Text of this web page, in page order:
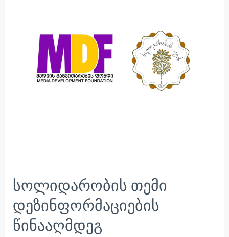
სოლიდარობის თემი
დეზინფორმაციების
წინააღმდეგ